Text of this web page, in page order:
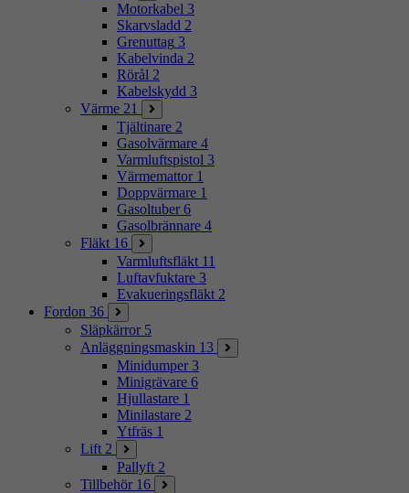
Motorkabel 3
Skarvsladd 2
Grenuttag 3
Kabelvinda 2
Rörål 2
Kabelskydd 3
Värme 21
Tjältinare 2
Gasolvärmare 4
Varmluftspistol 3
Värmemattor 1
Doppvärmare 1
Gasoltuber 6
Gasolbrännare 4
Fläkt 16
Varmluftsfläkt 11
Luftavfuktare 3
Evakueringsfläkt 2
Fordon 36
Släpkärror 5
Anläggningsmaskin 13
Minidumper 3
Minigrävare 6
Hjullastare 1
Minilastare 2
Ytfräs 1
Lift 2
Pallyft 2
Tillbehör 16